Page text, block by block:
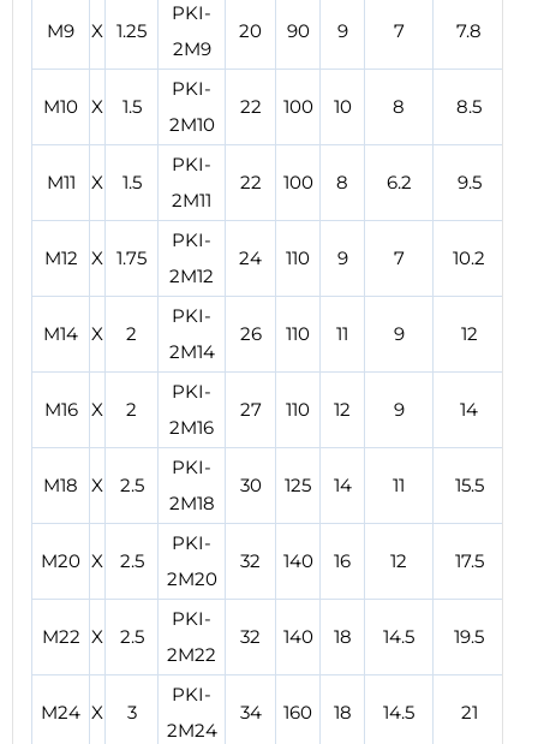
M9 X 1.25
PKI-
2M9
20 90 9 7 7.8
M10 X 1.5
PKI-
2M10
22 100 10 8 8.5
M11 X 1.5
PKI-
2M11
22 100 8 6.2 9.5
M12 X 1.75
PKI-
2M12
24 110 9 7 10.2
M14 X 2
PKI-
2M14
26 110 11 9 12
M16 X 2
PKI-
2M16
27 110 12 9 14
M18 X 2.5
PKI-
2M18
30 125 14 11 15.5
M20 X 2.5
PKI-
2M20
32 140 16 12 17.5
M22 X 2.5
PKI-
2M22
32 140 18 14.5 19.5
M24 X 3
PKI-
2M24
34 160 18 14.5 21